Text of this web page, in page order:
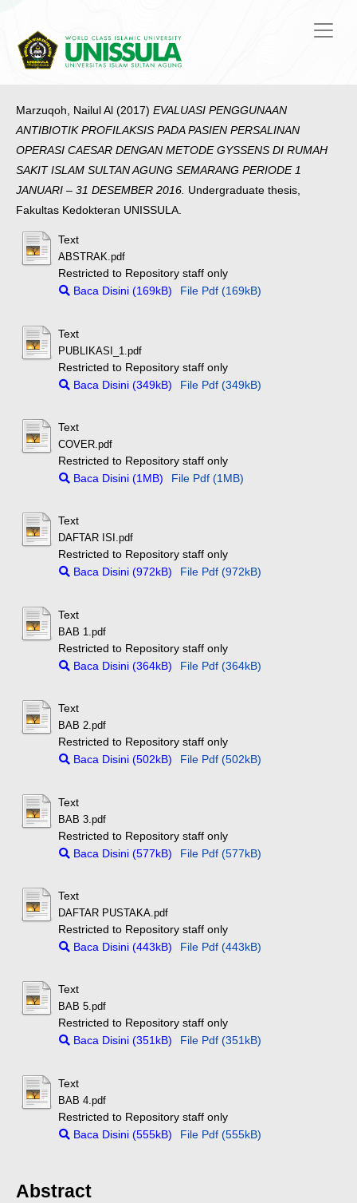
Marzuqoh, Nailul Al (2017) EVALUASI PENGGUNAAN
ANTIBIOTIK PROFILAKSIS PADA PASIEN PERSALINAN
OPERASI CAESAR DENGAN METODE GYSSENS DI RUMAH
SAKIT ISLAM SULTAN AGUNG SEMARANG PERIODE 1
JANUARI – 31 DESEMBER 2016. Undergraduate thesis,
Fakultas Kedokteran UNISSULA.
Text
ABSTRAK.pdf
Restricted to Repository staff only
Baca Disini (169kB)
File Pdf (169kB)
Text
PUBLIKASI_1.pdf
Restricted to Repository staff only
Baca Disini (349kB)
File Pdf (349kB)
Text
COVER.pdf
Restricted to Repository staff only
Baca Disini (1MB)
File Pdf (1MB)
Text
DAFTAR ISI.pdf
Restricted to Repository staff only
Baca Disini (972kB)
File Pdf (972kB)
Text
BAB 1.pdf
Restricted to Repository staff only
Baca Disini (364kB)
File Pdf (364kB)
Text
BAB 2.pdf
Restricted to Repository staff only
Baca Disini (502kB)
File Pdf (502kB)
Text
BAB 3.pdf
Restricted to Repository staff only
Baca Disini (577kB)
File Pdf (577kB)
Text
DAFTAR PUSTAKA.pdf
Restricted to Repository staff only
Baca Disini (443kB)
File Pdf (443kB)
Text
BAB 5.pdf
Restricted to Repository staff only
Baca Disini (351kB)
File Pdf (351kB)
Text
BAB 4.pdf
Restricted to Repository staff only
Baca Disini (555kB)
File Pdf (555kB)
Abstract